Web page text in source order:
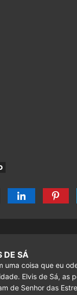
DE SÁ
uma coisa que eu
Elvis de Sá, as
de Senhor das